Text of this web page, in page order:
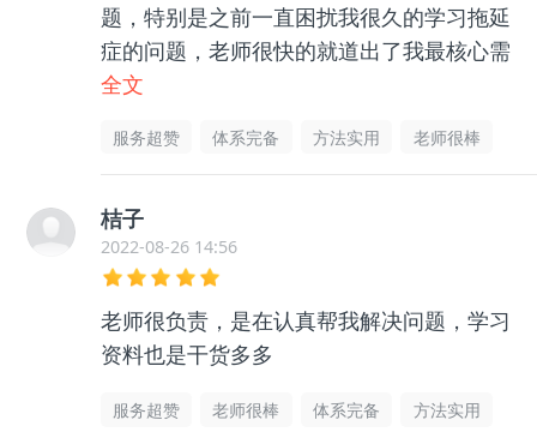
题，特别是之前一直困扰我很久的学习拖延
症的问题，老师很快的就道出了我最核心需
要解决的点，我照着做，真的让我不再那么
全文
服务超赞 体系完备 方法实用 老师很棒
桔子
2022-08-26 14:56
老师很负责，是在认真帮我解决问题，学习
资料也是干货多多
服务超赞 老师很棒 体系完备
方法实用